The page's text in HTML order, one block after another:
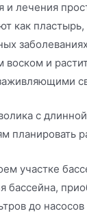
и лечения
как
и
с
планировать
участке
бассейна,
до